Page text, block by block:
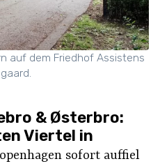
auf dem Friedhof Assistens
& Østerbro:
Viertel in
sofort auffiel